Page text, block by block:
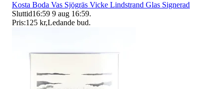
Kosta Boda Vas Sjögräs Vicke Lindstrand Glas Signerad
Sluttid16:59 9 aug 16:59.
Pris:125 kr,Ledande bud.